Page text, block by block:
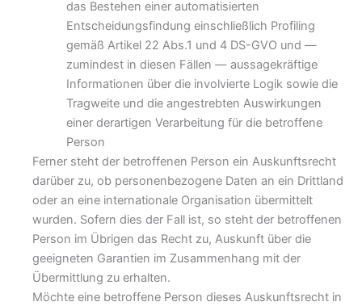
das Bestehen einer automatisierten
Entscheidungsfindung einschließlich Profiling
gemäß Artikel 22 Abs.1 und 4 DS-GVO und —
zumindest in diesen Fällen — aussagekräftige
Informationen über die involvierte Logik sowie die
Tragweite und die angestrebten Auswirkungen
einer derartigen Verarbeitung für die betroffene
Person
Ferner steht der betroffenen Person ein Auskunftsrecht
darüber zu, ob personenbezogene Daten an ein Drittland
oder an eine internationale Organisation übermittelt
wurden. Sofern dies der Fall ist, so steht der betroffenen
Person im Übrigen das Recht zu, Auskunft über die
geeigneten Garantien im Zusammenhang mit der
Übermittlung zu erhalten.
Möchte eine betroffene Person dieses Auskunftsrecht in